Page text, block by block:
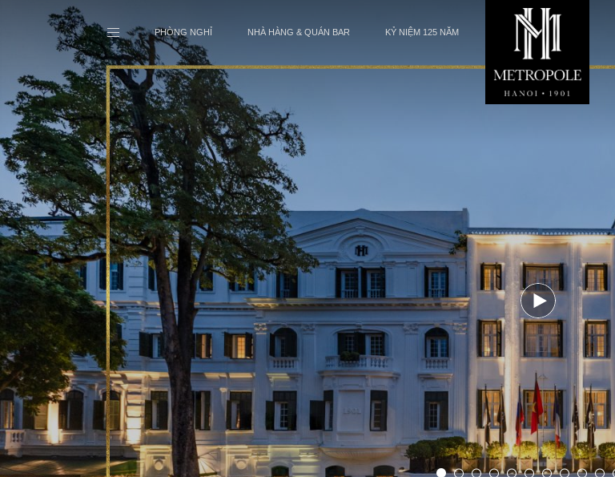
PHÒNG NGHỈ NHÀ HÀNG & QUÁN BAR KỶ NIỆM 125 NĂM